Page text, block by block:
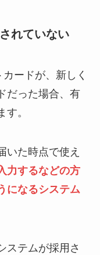
れていない
ードが、新しく
だった場合、有
。
いた時点で使え
力するなどの方
になるシステム
ステムが採用さ